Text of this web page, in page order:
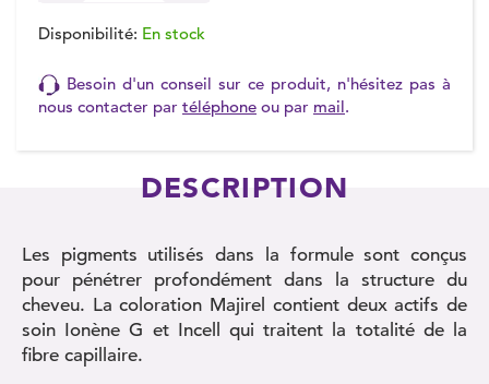
Disponibilité: En stock
Besoin d'un conseil sur ce produit, n'hésitez pas à
nous contacter par téléphone ou par mail.
DESCRIPTION
Les pigments utilisés dans la formule sont conçus
pour pénétrer profondément dans la structure du
cheveu. La coloration Majirel contient deux actifs de
soin Ionène G et Incell qui traitent la totalité de la
fibre capillaire.